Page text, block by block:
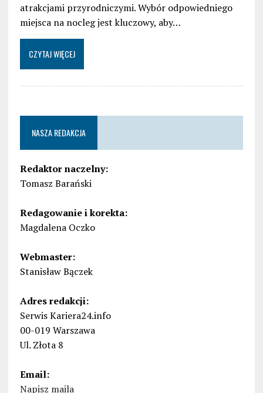
atrakcjami przyrodniczymi. Wybór odpowiedniego
miejsca na nocleg jest kluczowy, aby…
CZYTAJ WIĘCEJ
NASZA REDAKCJA
Redaktor naczelny:
Tomasz Barański
Redagowanie i korekta:
Magdalena Oczko
Webmaster:
Stanisław Bączek
Adres redakcji:
Serwis Kariera24.info
00-019 Warszawa
Ul. Złota 8
Email:
Napisz maila